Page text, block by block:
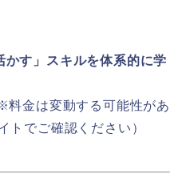
す」スキルを体系的に学
※料金は変動する可能性があ
トでご確認ください）